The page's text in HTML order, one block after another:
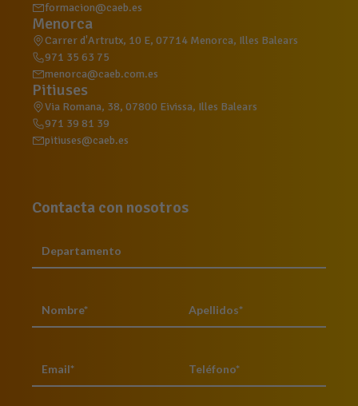
formacion@caeb.es
Menorca
Carrer d'Artrutx, 10 E, 07714 Menorca, Illes Balears
971 35 63 75
menorca@caeb.com.es
Pitiuses
Via Romana, 38, 07800 Eivissa, Illes Balears
971 39 81 39
pitiuses@caeb.es
Contacta con nosotros